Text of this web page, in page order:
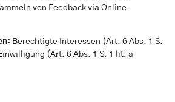
von Feedback via Online-
Berechtigte Interessen (Art. 6 Abs. 1 S.
(Art. 6 Abs. 1 S. 1 lit. a